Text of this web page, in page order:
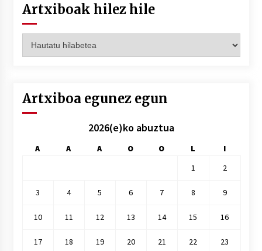
Artxiboak hilez hile
hilez
Artxiboa egunez egun
2026(e)ko abuztua
A A A O O L
I
1
2
3 4 5 6 7 8 9
10 11 12 13 14 15 16
17 18 19 20 21 22 23